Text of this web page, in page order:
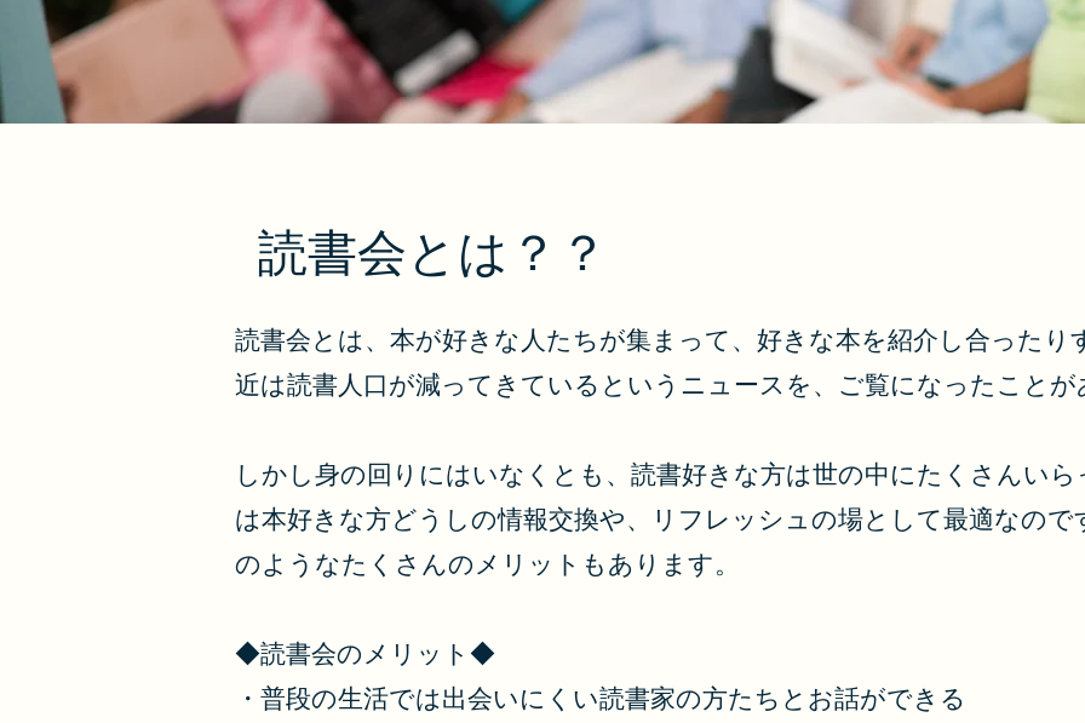
読書会とは？？
読書会とは、本が好きな人たちが集まって、好きな本を紹介し合った
近は読書人口が減ってきているというニュースを、ご覧になったことが
しかし身の回りにはいなくとも、読書好きな方は世の中にたくさんいら
は本好きな方どうしの情報交換や、リフレッシュの場として最適なので
のようなたくさんのメリットもあります。
◆読書会のメリット◆
・普段の生活では出会いにくい読書家の方たちとお話ができる